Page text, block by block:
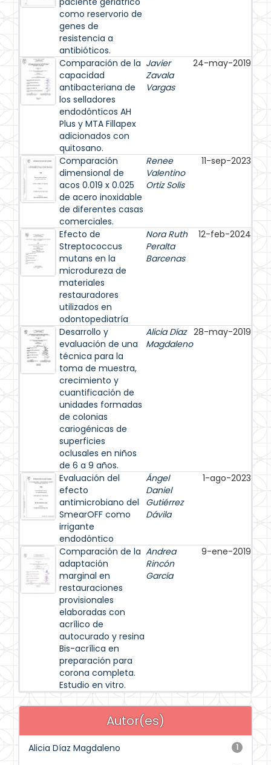
como reservorio de
genes de
resistencia a
antibióticos.
Comparación de la
capacidad
antibacteriana de
los selladores
endodónticos AH
Plus y MTA Fillapex
adicionados con
quitosano.
Javier
Zavala
Vargas
24-may-2019
Comparación
dimensional de
acos 0.019 x 0.025
de acero inoxidable
de diferentes casas
comerciales.
Renee
Valentino
Ortiz Solis
11-sep-2023
Efecto de
Streptococcus
mutans en la
microdureza de
materiales
restauradores
utilizados en
odontopediatría
Nora Ruth
Peralta
Barcenas
12-feb-2024
Desarrollo y
evaluación de una
técnica para la
toma de muestra,
crecimiento y
cuantificación de
unidades formadas
de colonias
cariogénicas de
superficies
oclusales en niños
de 6 a 9 años.
Alicia Díaz
Magdaleno
28-may-2019
Evaluación del
efecto
antimicrobiano del
SmearOFF como
irrigante
endodóntico
Ángel
Daniel
Gutiérrez
Dávila
1-ago-2023
Comparación de la
adaptación
marginal en
restauraciones
provisionales
elaboradas con
acrílico de
autocurado y resina
Bis-acrílica en
preparación para
corona completa.
Estudio en vitro.
Andrea
Rincón
García
9-ene-2019
Autor(es)
1
Alicia Díaz Magdaleno